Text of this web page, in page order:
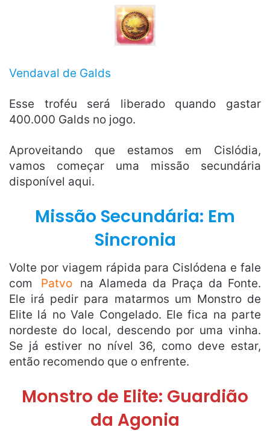
Vendaval de Galds
Esse troféu será liberado quando gastar
400.000 Galds no jogo.
Aproveitando que estamos em Cislódia,
vamos começar uma missão secundária
disponível aqui.
Missão Secundária: Em
Sincronia
Volte por viagem rápida para Cislódena e fale
com
Patvo
na Alameda da Praça da Fonte.
Ele irá pedir para matarmos um Monstro de
Elite lá no Vale Congelado. Ele fica na parte
nordeste do local, descendo por uma vinha.
Se já estiver no nível 36, como deve estar,
então recomendo que o enfrente.
Monstro de Elite: Guardião
da Agonia